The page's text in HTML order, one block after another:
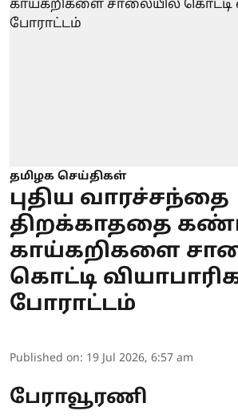
தமிழக செய்திகள்
புதிய வாரச்சந்தை
திறக்காததை
காய்கறிகளை
கொட்டி
போராட்டம்
Published on: 19 Jul 2026, 6:57 am
பேராவூரணி